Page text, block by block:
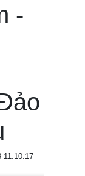
-
11:10:17